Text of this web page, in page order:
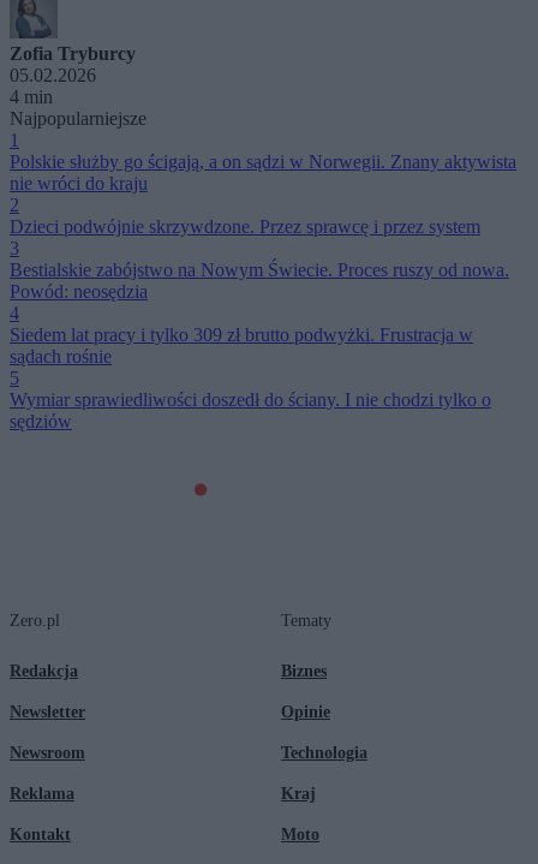
Zofia Tryburcy
05.02.2026
4 min
Najpopularniejsze
1
Polskie służby go ścigają, a on sądzi w Norwegii. Znany aktywista
nie wróci do kraju
2
Dzieci podwójnie skrzywdzone. Przez sprawcę i przez system
3
Bestialskie zabójstwo na Nowym Świecie. Proces ruszy od nowa.
Powód: neosędzia
4
Siedem lat pracy i tylko 309 zł brutto podwyżki. Frustracja w
sądach rośnie
5
Wymiar sprawiedliwości doszedł do ściany. I nie chodzi tylko o
sędziów
Zero.pl
Redakcja
Newsletter
Newsroom
Reklama
Kontakt
Tematy
Biznes
Opinie
Technologia
Kraj
Moto